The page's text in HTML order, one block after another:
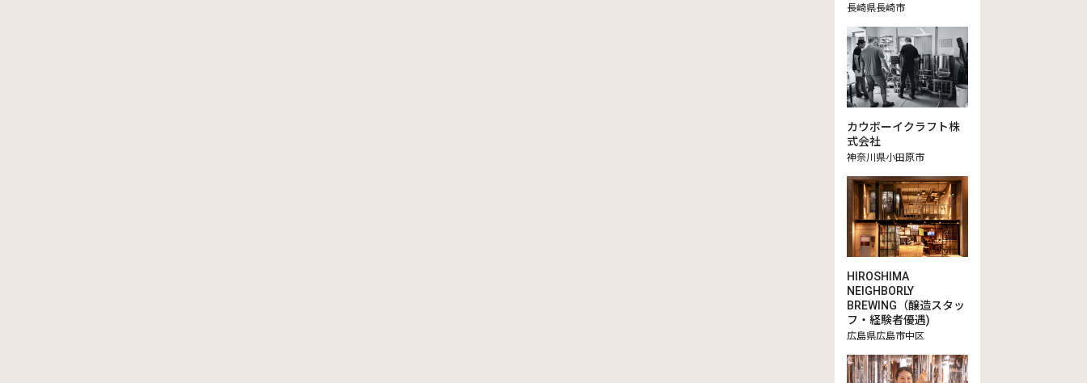
長崎県長崎市
カウボーイクラフト株
式会社
神奈川県小田原市
HIROSHIMA
NEIGHBORLY
BREWING（醸造スタッ
フ・経験者優遇)
広島県広島市中区